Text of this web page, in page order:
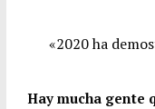
«2020 ha
Hay mucha gente